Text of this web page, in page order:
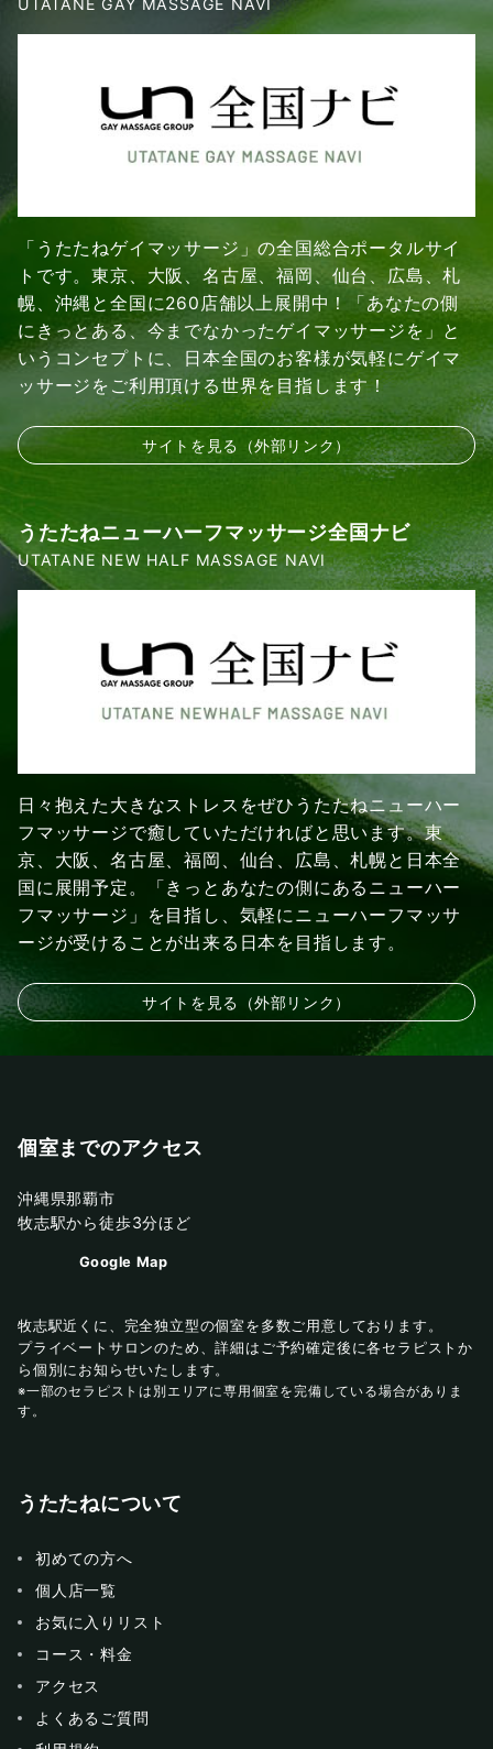
「うたたねゲイマッサージ」の全国総合ポータルサイ
トです。東京、大阪、名古屋、福岡、仙台、広島、札
幌、沖縄と全国に260店舗以上展開中！「あなたの側
にきっとある、今までなかったゲイマッサージを」と
いうコンセプトに、日本全国のお客様が気軽にゲイマ
ッサージをご利用頂ける世界を目指します！
サイトを見る（外部リンク）
うたたねニューハーフマッサージ全国ナビ
UTATANE NEW HALF MASSAGE NAVI
日々抱えた大きなストレスをぜひうたたねニューハー
フマッサージで癒していただければと思います。東
京、大阪、名古屋、福岡、仙台、広島、札幌と日本全
国に展開予定。「きっとあなたの側にあるニューハー
フマッサージ」を目指し、気軽にニューハーフマッサ
ージが受けることが出来る日本を目指します。
サイトを見る（外部リンク）
個室までのアクセス
沖縄県那覇市
牧志駅から徒歩3分ほど
Google Map
牧志駅近くに、完全独立型の個室を多数ご用意しております。
プライベートサロンのため、詳細はご予約確定後に各セラピストか
ら個別にお知らせいたします。
※一部のセラピストは別エリアに専用個室を完備している場合がありま
す。
うたたねについて
初めての方へ
個人店一覧
お気に入りリスト
コース・料金
アクセス
よくあるご質問